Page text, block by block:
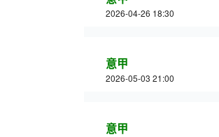
2026-04-26 18:30
意甲
2026-05-03 21:00
意甲